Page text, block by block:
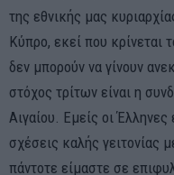
της εθνικής μας
Κύπρο, εκεί που κρίνεται
δεν μπορούν να γίνουν
στόχος τρίτων είναι η
Αιγαίου. Εμείς οι Έλληνες
σχέσεις καλής γειτονίας
πάντοτε είμαστε σε